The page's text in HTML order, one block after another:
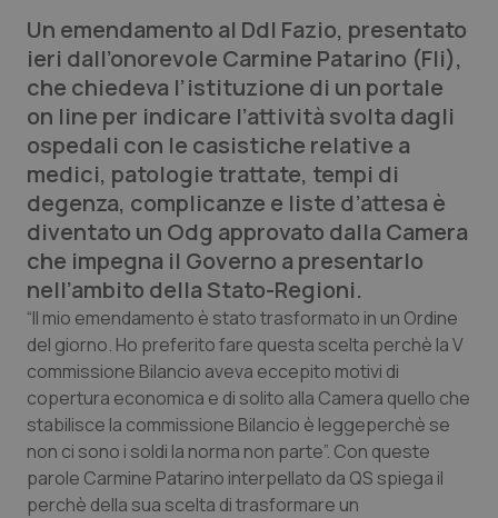
Lettere al direttore
Edizioni Regionali
QS Pro
Professionisti Sanitari.AI
Abruzzo
Basilicata
Calabria
Campania
Emilia-Romagna
QS Pro Gold
Artrite & artrosi
Asma & BPCO
Car-T
Colesterolo & coronaropatie
QS Club Newsletter
Un emendamento al Ddl Fazio, presentato
ieri dall’onorevole Carmine Patarino (Fli),
che chiedeva l’istituzione di un portale
on line per indicare l’attività svolta dagli
ospedali con le casistiche relative a
medici, patologie trattate, tempi di
degenza, complicanze e liste d’attesa è
diventato un Odg approvato dalla Camera
che impegna il Governo a presentarlo
nell’ambito della Stato-Regioni.
“Il mio emendamento è stato trasformato in un Ordine
del giorno. Ho preferito fare questa scelta perchè la V
commissione Bilancio aveva eccepito motivi di
copertura economica e di solito alla Camera quello che
stabilisce la commissione Bilancio è leggeperchè se
non ci sono i soldi la norma non parte”. Con queste
parole Carmine Patarino interpellato da QS spiega il
perchè della sua scelta di trasformare un